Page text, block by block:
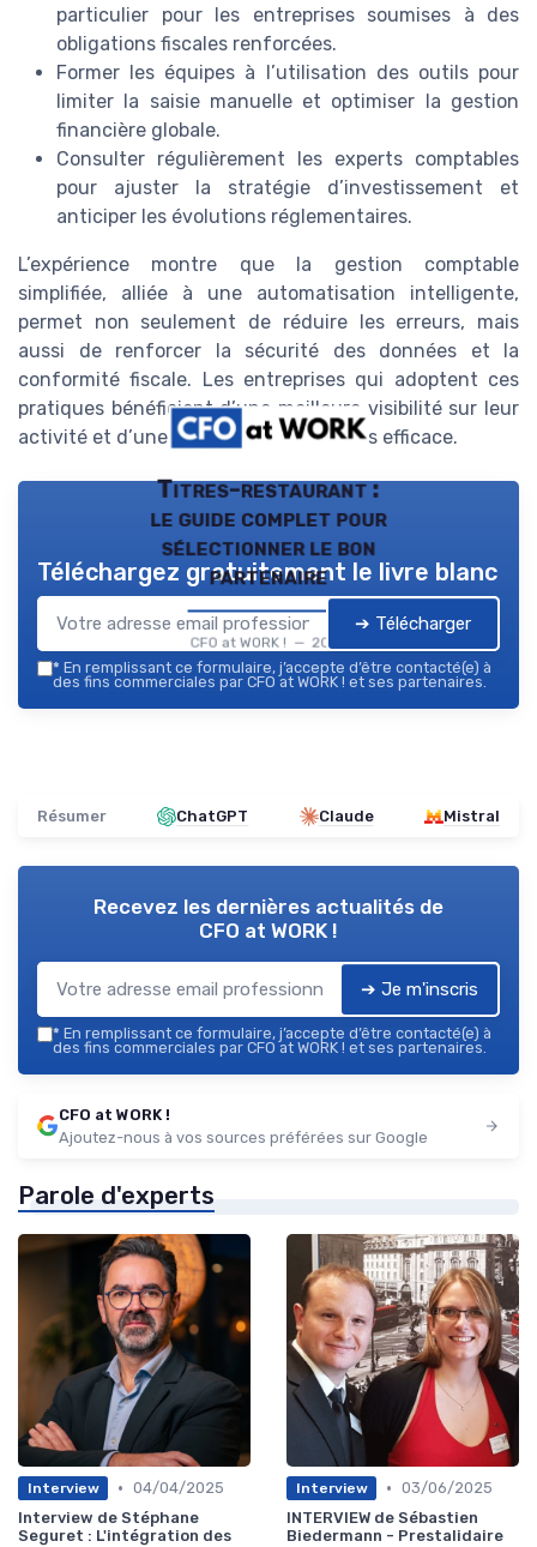
particulier pour les entreprises soumises à des
obligations fiscales renforcées.
Former les équipes à l’utilisation des outils pour
limiter la saisie manuelle et optimiser la gestion
financière globale.
Consulter régulièrement les experts comptables
pour ajuster la stratégie d’investissement et
anticiper les évolutions réglementaires.
L’expérience montre que la gestion comptable
simplifiée, alliée à une automatisation intelligente,
permet non seulement de réduire les erreurs, mais
aussi de renforcer la sécurité des données et la
conformité fiscale. Les entreprises qui adoptent ces
pratiques bénéficient d’une meilleure visibilité sur leur
activité et d’une gestion financière plus efficace.
Titres-restaurant :
le guide complet pour
sélectionner le bon
partenaire
CFO at WORK ! — 2026
Téléchargez gratuitement le livre blanc
➔ Télécharger
* En remplissant ce formulaire, j’accepte d’être contacté(e) à
des fins commerciales par CFO at WORK ! et ses partenaires.
Résumer ChatGPT Claude Mistral
Recevez les dernières actualités de
CFO at WORK !
➔ Je m'inscris
* En remplissant ce formulaire, j’accepte d’être contacté(e) à
des fins commerciales par CFO at WORK ! et ses partenaires.
CFO at WORK !
Ajoutez-nous à vos sources préférées sur Google
Parole d'experts
Interview • 04/04/2025
Interview de Stéphane
Seguret : L'intégration des
Interview • 03/06/2025
INTERVIEW de Sébastien
Biedermann - Prestalidaire